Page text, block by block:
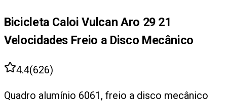
Bicicleta Caloi Vulcan Aro 29 21
Velocidades Freio a Disco Mecânico
4.4(626)
Quadro alumínio 6061, freio a disco mecânico